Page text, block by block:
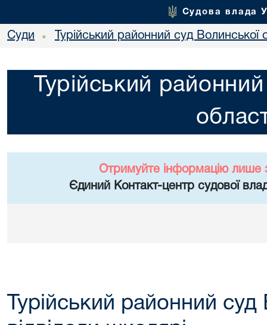
Судова влада
Суди • Турійський районний суд Волинської
Турійський
Отримуйте інформацію лише
Єдиний Контакт-центр судової
Турійський районний